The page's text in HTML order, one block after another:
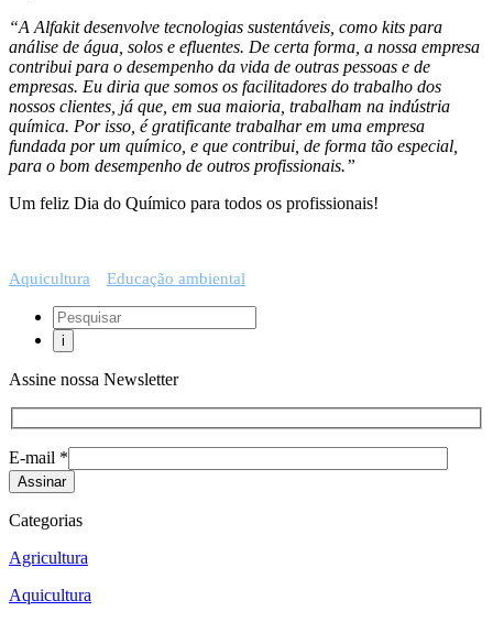
“A Alfakit desenvolve tecnologias sustentáveis, como kits para
análise de água, solos e efluentes. De certa forma, a nossa empresa
contribui para o desempenho da vida de outras pessoas e de
empresas. Eu diria que somos os facilitadores do trabalho dos
nossos clientes, já que, em sua maioria, trabalham na indústria
química. Por isso, é gratificante trabalhar em uma empresa
fundada por um químico, e que contribui, de forma tão especial,
para o bom desempenho de outros profissionais.”
Um feliz Dia do Químico para todos os profissionais!
Aquicultura Educação ambiental
Assine nossa Newsletter
E-mail *
Categorias
Agricultura
Aquicultura